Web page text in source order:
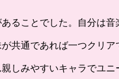
ることでした。自分は
共通であれば一つクリ
しみやすいキャラでユ